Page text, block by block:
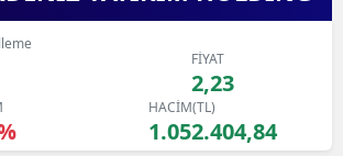
Antalya
Artvin
FİYAT
2,23
HACİM(TL)
1.052.404,84